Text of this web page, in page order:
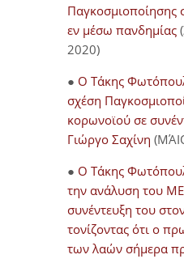
Παγκοσμιοποίησης
εν μέσω πανδημίας
2020)
● Ο Τάκης
σχέση
κορωνοϊού σε
Γιώργο Σαχίνη
● O Τάκης
την ανάλυση του
συνέντευξη του
τονίζοντας ότι ο
των λαών σήμερα